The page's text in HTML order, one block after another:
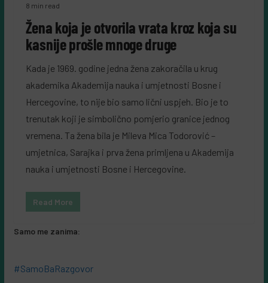
8 min read
Žena koja je otvorila vrata kroz koja su
kasnije prošle mnoge druge
Kada je 1969. godine jedna žena zakoračila u krug
akademika Akademija nauka i umjetnosti Bosne i
Hercegovine, to nije bio samo lični uspjeh. Bio je to
trenutak koji je simbolično pomjerio granice jednog
vremena. Ta žena bila je Mileva Mica Todorović –
umjetnica, Sarajka i prva žena primljena u Akademija
nauka i umjetnosti Bosne i Hercegovine.
Read More
Samo me zanima:
#SamoBaRazgovor